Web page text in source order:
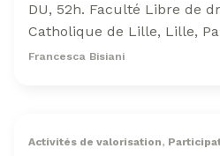
DU, 52h. Faculté Libre de
Catholique de Lille, Lille,
Francesca Bisiani
Activités de valorisation,